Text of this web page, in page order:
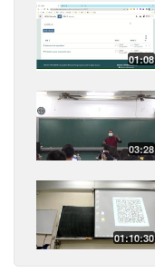
01:08
03:28
01:10:30